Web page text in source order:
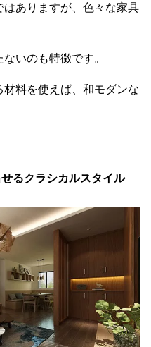
ありますが、色々な家具
いのも特徴です。
料を使えば、和モダンな
るクラシカルスタイル